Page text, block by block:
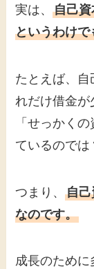
実は、自己
というわけ
たとえば、
れだけ借金が
「せっかく
ているのでは
つまり、自
なのです。
成長のため